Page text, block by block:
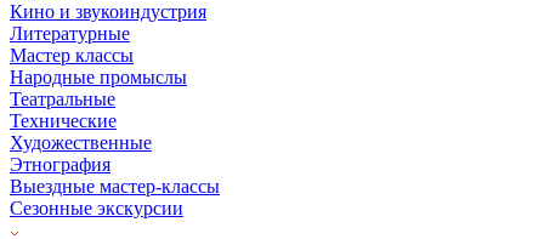
Кино и звукоиндустрия
Литературные
Мастер классы
Народные промыслы
Театральные
Технические
Художественные
Этнография
Выездные мастер-классы
Сезонные экскурсии